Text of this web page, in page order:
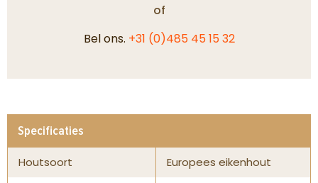
Specificaties
Houtsoort
Europees eikenhout
of
Bel ons. +31 (0)485 45 15 32